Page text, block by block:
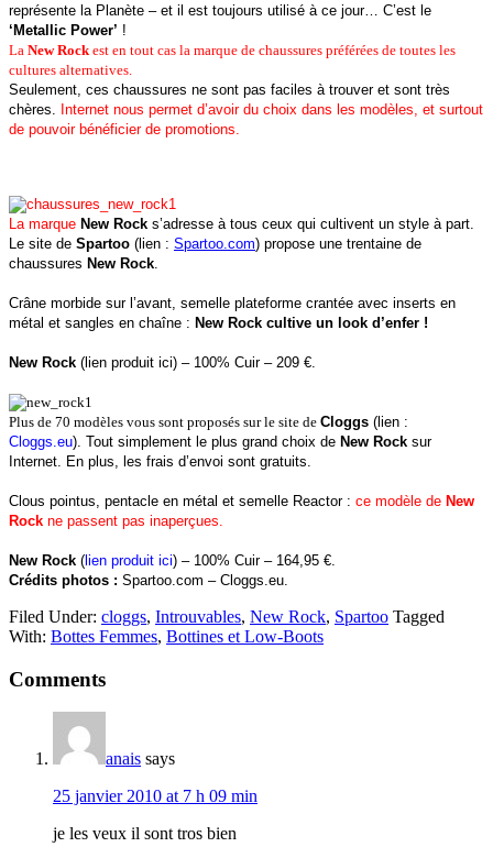
représente la Planète – et il est toujours utilisé à ce jour… C’est le
‘Metallic Power’ !
La New Rock est en tout cas la marque de chaussures préférées de toutes les
cultures alternatives.
Seulement, ces chaussures ne sont pas faciles à trouver et sont très
chères.
Internet nous permet d’avoir du choix dans les modèles, et surtout
de pouvoir bénéficier de promotions.
La marque New Rock s’adresse à tous ceux qui cultivent un style à part.
Le site de Spartoo (lien : Spartoo.com) propose une trentaine de
chaussures New Rock
Crâne morbide sur l’avant, semelle plateforme crantée avec inserts en
métal et sangles en chaîne : New Rock cultive un look d’enfer !
New Rock (lien produit ici) – 100% Cuir – 209 €.
Plus de 70 modèles vous sont proposés sur le site de Cloggs (lien :
Cloggs.eu) . Tout simplement le plus grand choix de New Rock sur
Internet.
En plus, les frais d’envoi sont gratuits.
Clous pointus, pentacle en métal et semelle Reactor : ce modèle de New
Rock ne passent pas inaperçues.
New Rock ( lien produit ici) – 100% Cuir – 164,95 €.
Crédits photos : Spartoo.com – Cloggs.eu
Filed Under: cloggs, Introuvables, New Rock, Spartoo Tagged
With: Bottes Femmes, Bottines et Low-Boots
Reader
Interactions
Comments
anais says
25 janvier 2010 at 7 h 09 min
je les veux il sont tros bien